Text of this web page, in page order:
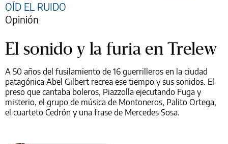
OÍD EL RUIDO
Opinión
El sonido y la furia en Trelew
A 50 años del fusilamiento de 16 guerrilleros en la ciudad
patagónica Abel Gilbert recrea ese tiempo y sus sonidos. El
preso que cantaba boleros, Piazzolla ejecutando Fuga y
misterio, el grupo de música de Montoneros, Palito Ortega,
el cuarteto Cedrón y una frase de Mercedes Sosa.